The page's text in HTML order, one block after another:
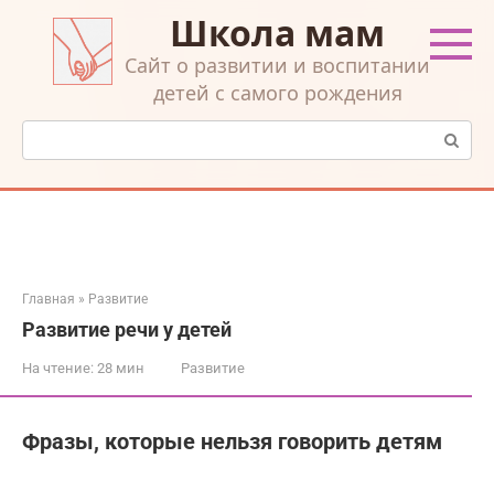
контенту
Школа мам
Cайт о развитии и воспитании
детей с самого рождения
Поиск:
Главная » Развитие
Развитие речи у детей
На чтение: 28 мин Развитие
Фразы, которые нельзя говорить детям